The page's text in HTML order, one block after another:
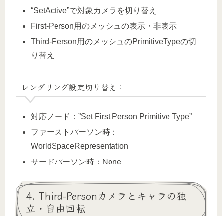
“SetActive”で対象カメラを切り替え
First-Person用のメッシュの表示・非表示
Third-Person用のメッシュのPrimitiveTypeの切
り替え
レンダリング設定切り替え：
対応ノード：”Set First Person Primitive Type”
ファーストパーソン時：
WorldSpaceRepresentation
サードパーソン時：None
4. Third-Personカメラとキャラの独
立・自由回転